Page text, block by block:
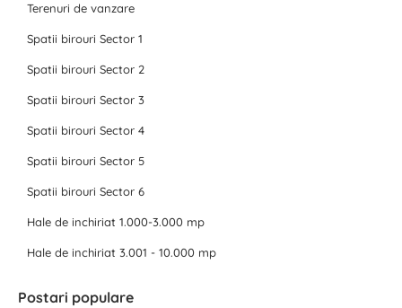
Terenuri de vanzare
Spatii birouri Sector 1
Spatii birouri Sector 2
Spatii birouri Sector 3
Spatii birouri Sector 4
Spatii birouri Sector 5
Spatii birouri Sector 6
Hale de inchiriat 1.000-3.000 mp
Hale de inchiriat 3.001 - 10.000 mp
Postari populare